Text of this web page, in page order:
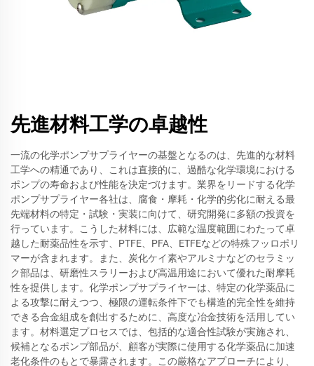
先進材料工学の卓越性
一流の化学ポンプサプライヤーの基盤となるのは、先進的な材料
工学への精通であり、これは直接的に、過酷な化学環境における
ポンプの寿命および性能を決定づけます。業界をリードする化学
ポンプサプライヤー各社は、腐食・摩耗・化学的劣化に耐える最
先端材料の特定・試験・実装に向けて、研究開発に多額の投資を
行っています。こうした材料には、広範な温度範囲にわたって卓
越した耐薬品性を示す、PTFE、PFA、ETFEなどの特殊フッロポリ
マーが含まれます。また、炭化ケイ素やアルミナなどのセラミッ
ク部品は、研磨性スラリーおよび高温用途において優れた耐摩耗
性を提供します。化学ポンプサプライヤーは、特定の化学薬品に
よる攻撃に耐えつつ、極限の運転条件下でも構造的完全性を維持
できる合金組成を創出するために、高度な冶金技術を活用してい
ます。材料選定プロセスでは、包括的な適合性試験が実施され、
候補となるポンプ部品が、顧客が実際に使用する化学薬品に加速
老化条件のもとで暴露されます。この厳格なアプローチにより、